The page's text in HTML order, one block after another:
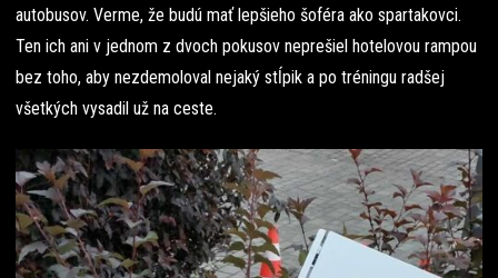
autobusov. Verme, že budú mať lepšieho šoféra ako spartakovci.
Ten ich ani v jednom z dvoch pokusov neprešiel hotelovou rampou
bez toho, aby nezdemoloval nejaký stĺpik a po tréningu radšej
všetkých vysadil už na ceste.